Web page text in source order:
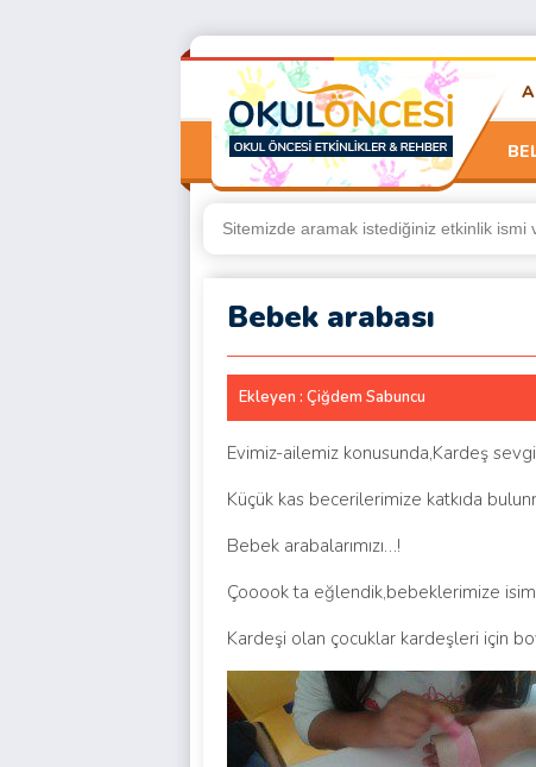
Bebek arabası
Ekleyen : Çiğdem Sabuncu
Evimiz-ailemiz konusunda,Kardeş
Küçük kas becerilerimize katkıda
Bebek arabalarımızı…!
Çooook ta eğlendik,bebeklerimize
Kardeşi olan çocuklar kardeşleri için